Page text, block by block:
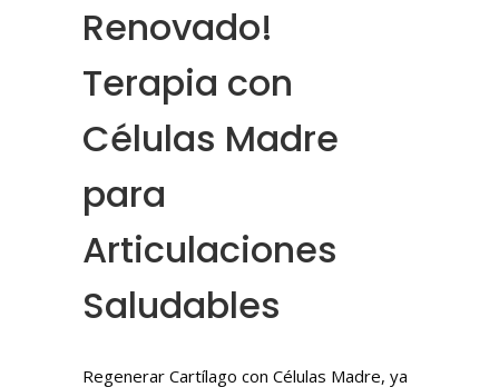
Renovado!
Terapia con
Células Madre
para
Articulaciones
Saludables
Regenerar Cartílago con Células Madre, ya